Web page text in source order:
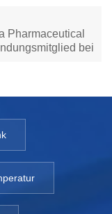
Pharmaceutical
bei